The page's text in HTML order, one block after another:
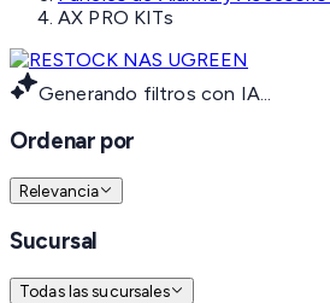
AX PRO KITs
Generando filtros con IA...
Ordenar por
Relevancia
Sucursal
Todas las sucursales